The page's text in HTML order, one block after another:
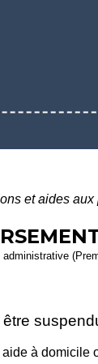
et aides
à domicile